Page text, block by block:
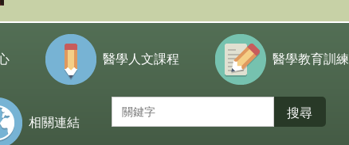
醫學人文課程 醫學教育訓練
相關連結
搜尋